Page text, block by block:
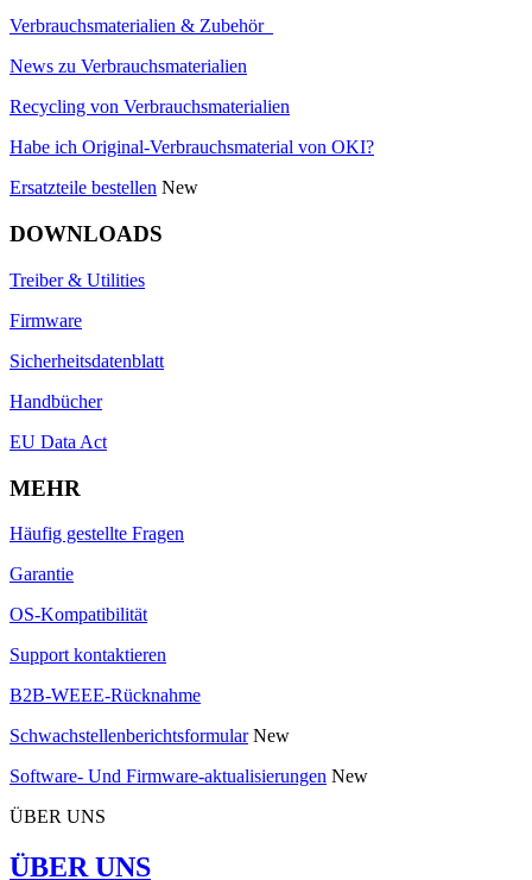
Verbrauchsmaterialien & Zubehör
News zu Verbrauchsmaterialien
Recycling von Verbrauchsmaterialien
Habe ich Original-Verbrauchsmaterial von OKI?
Ersatzteile bestellen New
DOWNLOADS
Treiber & Utilities
Firmware
Sicherheitsdatenblatt
Handbücher
EU Data Act
MEHR
Häufig gestellte Fragen
Garantie
OS-Kompatibilität
Support kontaktieren
B2B-WEEE-Rücknahme
Schwachstellenberichtsformular New
Software- Und Firmware-aktualisierungen New
ÜBER UNS
ÜBER UNS